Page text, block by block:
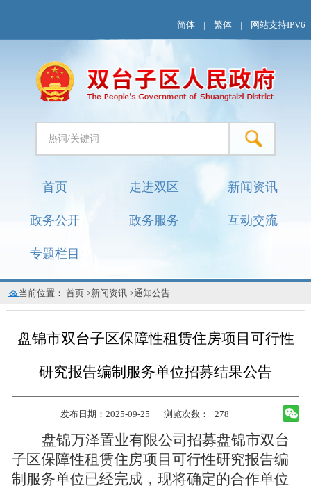
简体 繁体 网站支持IPV6
首页 走进双区 新闻资讯
政务公开 政务服务 互动交流
专题栏目
当前位置：首页 >新闻资讯 >通知公告
盘锦市双台子区保障性租赁住房项目可行性
研究报告编制服务单位招募结果公告
发布日期：2025-09-25 浏览次数： 278
盘锦万泽置业有限公司招募盘锦市双台
子区保障性租赁住房项目可行性研究报告编
制服务单位已经完成，现将确定的合作单位